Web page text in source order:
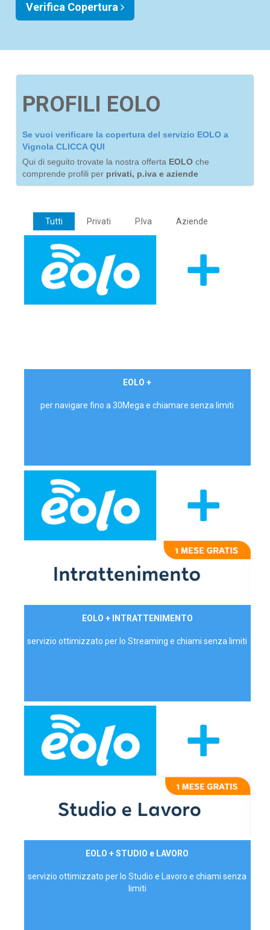
Verifica Copertura
PROFILI EOLO
Se vuoi verificare la copertura del servizio EOLO a
Vignola CLICCA QUI
Qui di seguito trovate la nostra offerta EOLO che
comprende profili per privati, p.iva e aziende
Tutti Privati P.Iva Aziende
EOLO +
per navigare fino a 30Mega e chiamare senza limiti
EOLO + INTRATTENIMENTO
servizio ottimizzato per lo Streaming e chiami senza limiti
EOLO + STUDIO e LAVORO
servizio ottimizzato per lo Studio e Lavoro e chiami senza
limiti